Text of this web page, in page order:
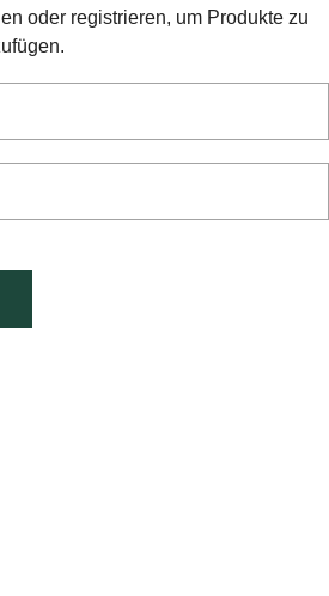
oder registrieren, um Produkte zu